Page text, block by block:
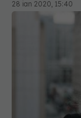
28 ian 2020, 15:40